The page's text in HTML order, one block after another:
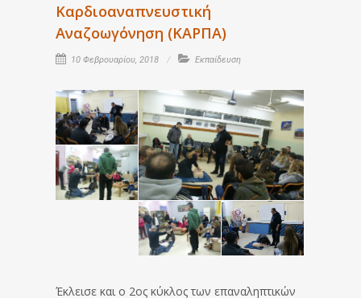
Καρδιοαναπνευστική
Αναζοωγόνηση (ΚΑΡΠΑ)
10 Φεβρουαρίου, 2018 Εκπαίδευση
Έκλεισε και ο 2ος κύκλος των επαναληπτικών